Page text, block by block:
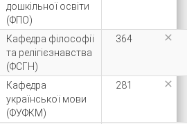
дошкільної освіти
(ФПО)
Кафедра філософії
та релігієзнавства
(ФСГН)
364 
Кафедра
української мови
(ФУФКМ)
281 